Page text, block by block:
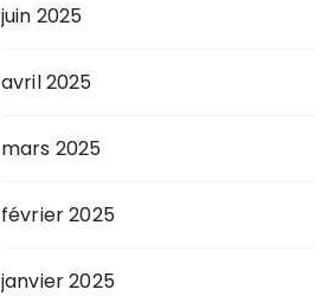
juin 2025
avril 2025
mars 2025
février 2025
janvier 2025